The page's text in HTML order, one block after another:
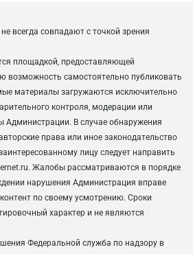
всегда совпадают с точкой зрения
площадкой, предоставляющей
возможность самостоятельно публиковать
материалы загружаются исключительно
контроля, модерации или
Администрации. В случае обнаружения
права или иное законодательство
лицу следует направить
Жалобы рассматриваются в порядке
нарушения Администрация вправе
по своему усмотрению. Сроки
характер и не являются
Федеральной служба по надзору в